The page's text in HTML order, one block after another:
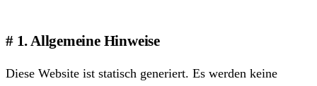
1. Allgemeine Hinweise
Diese Website ist statisch generiert. Es werden keine